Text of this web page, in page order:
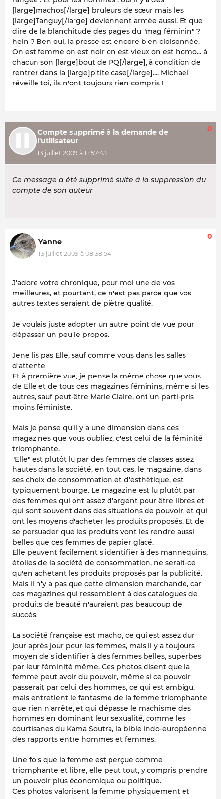
[large]machos[/large] bruleurs de sœur mais les
[large]Tanguy[/large] deviennent armée aussi. Et que
dire de la blanchitude des pages du "mag féminin" ?
hein ? Ben oui, la presse est encore bien cloisonnée.
On est femme on est noir on est vieux on est homo... à
chacun son [large]bout de PQ[/large], à condition de
rentrer dans la [large]p'tite case[/large].... Michael
réveille toi, ils n'ont toujours rien compris !
Compte supprimé à la demande de
l'utilisateur
13 juillet 2009 à 11:57:43
0
Ce message a été supprimé suite à la suppression du
compte de son auteur
Yanne
13 juillet 2009 à 08:38:54
0
J'adore votre chronique, pour moi une de vos
meilleures, et pourtant, ce n'est pas parce que vos
autres textes seraient de piètre qualité.
Je voulais juste adopter un autre point de vue pour
dépasser un peu le propos.
Jene lis pas Elle, sauf comme vous dans les salles
d'attente
Et à première vue, je pense la même chose que vous
de Elle et de tous ces magazines féminins, même si les
autres, sauf peut-être Marie Claire, ont un parti-pris
moins féministe.
Mais je pense qu'il y a une dimension dans ces
magazines que vous oubliez, c'est celui de la féminité
triomphante.
"Elle" est plutôt lu par des femmes de classes assez
hautes dans la société, en tout cas, le magazine, dans
ses choix de consommation et d'esthétique, est
typiquement bourge. Le magazine est lu plutôt par
des femmes qui ont assez d'argent pour être libres et
qui sont souvent dans des situations de pouvoir, et qui
ont les moyens d'acheter les produits proposés. Et de
se persuader que les produits vont les rendre aussi
belles que ces femmes de papier glacé.
Elle peuvent facilement s'identifier à des mannequins,
étoiles de la société de consommation, ne serait-ce
qu'en achetant les produits proposés par la publicité.
Mais il n'y a pas que cette dimension marchande, car
ces magazines qui ressemblent à des catalogues de
produits de beauté n'auraient pas beaucoup de
succès.
La société française est macho, ce qui est assez dur
jour après jour pour les femmes, mais il y a toujours
moyen de s'identifier à des femmes belles, superbes
par leur féminité même. Ces photos disent que la
femme peut avoir du pouvoir, même si ce pouvoir
passerait par celui des hommes, ce qui est ambigu,
mais entretient le fantasme de la femme triomphante
que rien n'arrête, et qui dépasse le machisme des
hommes en dominant leur sexualité, comme les
courtisanes du Kama Soutra, la bible indo-européenne
des rapports entre hommes et femmes.
Une fois que la femme est perçue comme
triomphante et libre, elle peut tout, y compris prendre
un pouvoir plus économique ou politique.
Ces photos valorisent la femme physiquement et